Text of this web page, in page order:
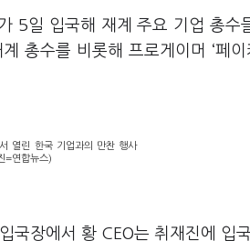
5일 입국해 재계 주요 기업 총수
총수를 비롯해 프로게이머 ‘페이
열린 한국 기업과의 만찬 행사
=연합뉴스)
입국장에서 황 CEO는 취재진에 입